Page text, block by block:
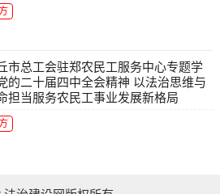
市总工会驻郑农民工服务中心专题学
的二十届四中全会精神 以法治思维与
担当服务农民工事业发展新格局